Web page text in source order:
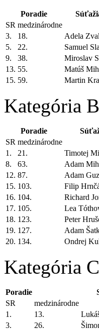
Poradie
SR medzinárodne
3.
18. Adela
5.
22. Samuel
9.
38. Miroslav
13. 55. Matúš
15. 59. Martin
Kategória
Poradie
SR medzinárodne
1.
21. Timotej
8.
63. Adam
12. 87. Adam
15. 103. Filip
16. 104. Richard
17. 105. Lea
18. 123. Peter
19. 127. Adam
20. 134. Ondrej
Kategória
Poradie
SR
medzinárodne
1.
13.
3.
26.